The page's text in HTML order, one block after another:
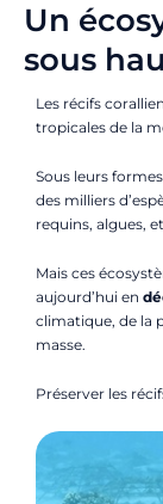
Un
sous
Les récifs
tropicales de la
Sous leurs
des milliers
requins, algues,
Mais ces
aujourd’hui en
climatique, de la
masse.
Préserver les